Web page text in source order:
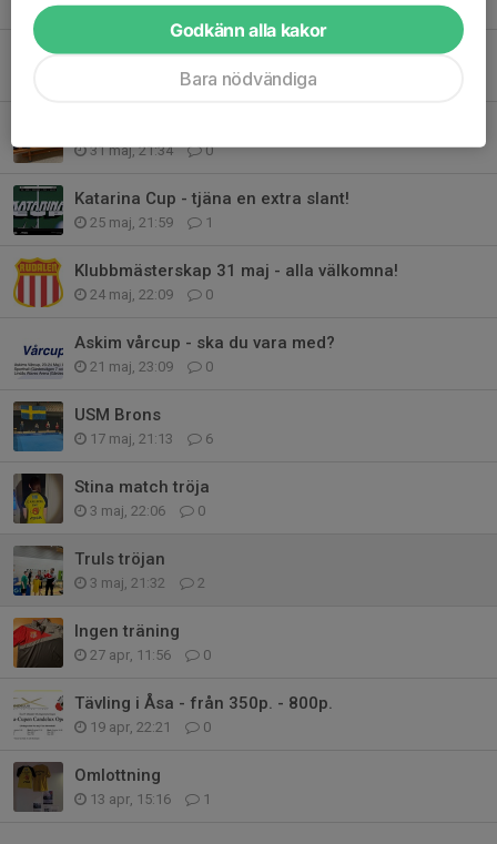
4 jun, 22:46 0
KM
0
31 maj, 21:34 0
Katarina Cup - tjäna en extra slant!
25 maj, 21:59 1
Klubbmästerskap 31 maj - alla välkomna!
24 maj, 22:09 0
Askim vårcup - ska du vara med?
21 maj, 23:09 0
USM Brons
17 maj, 21:13 6
Stina match tröja
3 maj, 22:06 0
Truls tröjan
3 maj, 21:32 2
Ingen träning
27 apr, 11:56 0
Tävling i Åsa - från 350p. - 800p.
19 apr, 22:21 0
Omlottning
13 apr, 15:16 1
Godkänn alla kakor
Bara nödvändiga